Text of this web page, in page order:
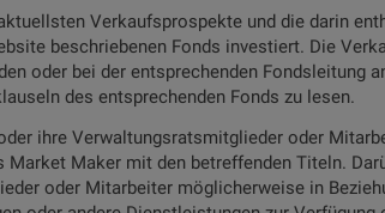
Verkaufsprospekte und die darin
beschriebenen Fonds investiert. Die
oder bei der entsprechenden
des entsprechenden Fonds zu lesen.
ihre Verwaltungsratsmitglieder oder
Market Maker mit den betreffenden Titeln.
oder Mitarbeiter möglicherweise in